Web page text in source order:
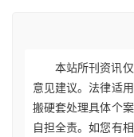
本站所刊资讯
意见建议。法律适
搬硬套处理具体个
自担全责。如您有